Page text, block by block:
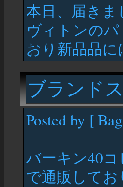
本日、届きま
ヴィトンの
おり新品品
ブランド
Posted by [
バーキン40
で通販して